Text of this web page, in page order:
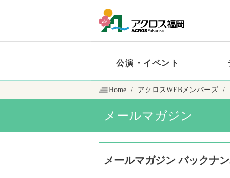
公演・イベント
Home アクロスWEBメンバーズ
メールマガジン
メールマガジン バックナ